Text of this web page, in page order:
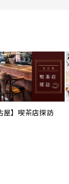
屋】喫茶店探訪